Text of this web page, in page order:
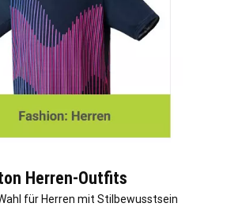
Herren-Outfits
für Herren mit Stilbewusstsein